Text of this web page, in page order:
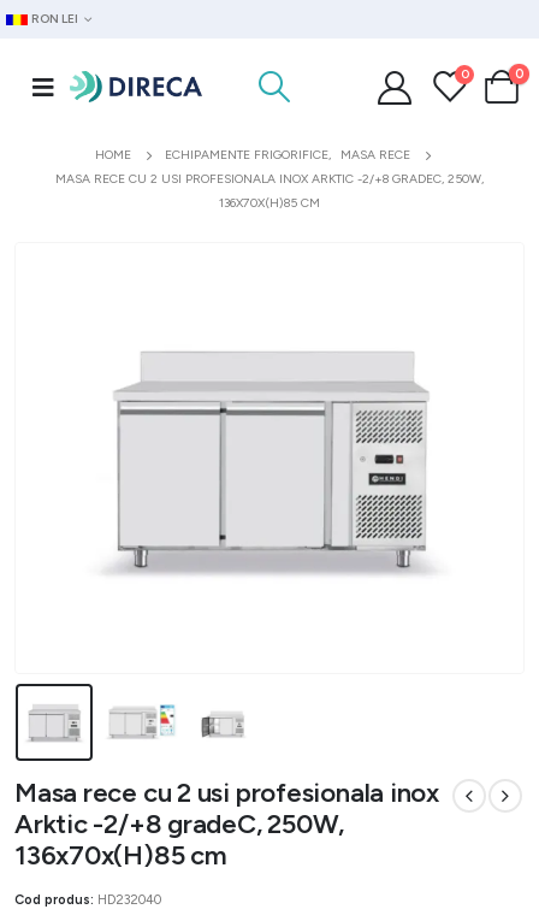
RON LEI
0 0
HOME ECHIPAMENTE FRIGORIFICE,
MASA RECE
MASA RECE CU 2 USI PROFESIONALA INOX ARKTIC -2/+8 GRADEC, 250W,
136X70X(H)85 CM
Masa rece cu 2 usi profesionala inox
Arktic -2/+8 gradeC, 250W,
136x70x(H)85 cm
Cod produs: HD232040